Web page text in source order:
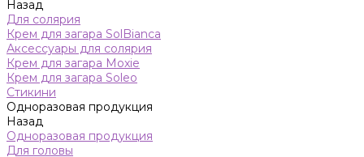
Назад
Для солярия
Крем для загара SolBianca
Аксессуары для солярия
Крем для загара Moxie
Крем для загара Soleo
Стикини
Одноразовая продукция
Назад
Одноразовая продукция
Для головы